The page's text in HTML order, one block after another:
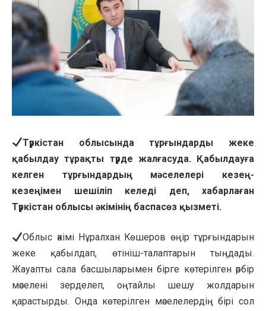
Түркістан облысында тұрғындарды жеке
қабылдау тұрақты түрде жалғасуда. Қабылдауға
келген тұрғындардың мәселелері кезең-
кезеңімен шешіліп келеді деп, хабарлаған
Түркістан облысы әкімінің баспасөз қызметі.
Облыс әкімі Нұралхан Көшеров өңір тұрғындарын
жеке қабылдап, өтініш-талаптарын тыңдады.
Жауапты сала басшыларымен бірге көтерілген әрбір
мәселені зерделеп, оңтайлы шешу жолдарын
қарастырды. Онда көтерілген мәселелердің бірі сол